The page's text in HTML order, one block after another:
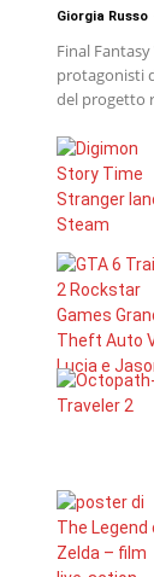
Giorgia Russo
Final
protagonisti
del progetto